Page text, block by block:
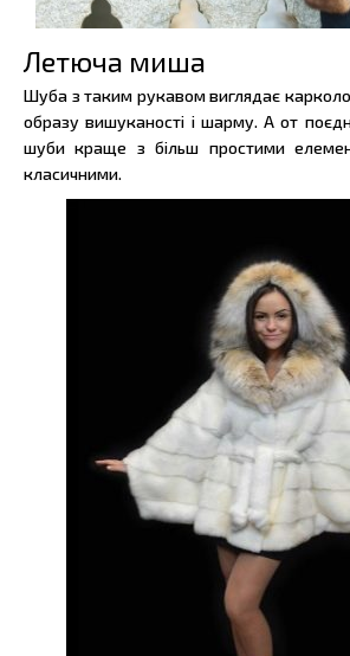
Летюча миша
Шуба з таким рукавом виглядає
образу вишуканості і шарму. А от
шуби краще з більш простими
класичними.